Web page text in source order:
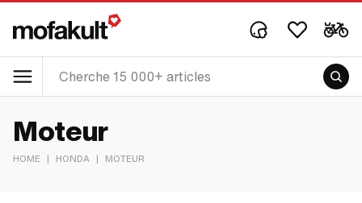
Moteur
HOME | HONDA | MOTEUR